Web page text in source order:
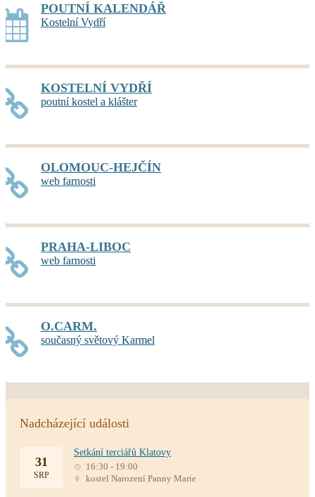
POUTNÍ KALENDÁŘ
Kostelní Vydří
KOSTELNÍ VYDŘÍ
poutní kostel a klášter
OLOMOUC-HEJČÍN
web farnosti
PRAHA-LIBOC
web farnosti
O.CARM.
současný světový Karmel
Nadcházející události
31
SRP
Setkání terciářů Klatovy
16:30 - 19:00
kostel Narození Panny Marie